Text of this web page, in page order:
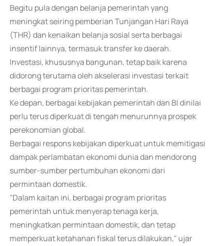
Begitu pula dengan belanja pemerintah yang
meningkat seiring pemberian Tunjangan Hari Raya
(THR) dan kenaikan belanja sosial serta berbagai
insentif lainnya, termasuk transfer ke daerah.
Investasi, khususnya bangunan, tetap baik karena
didorong terutama oleh akselerasi investasi terkait
berbagai program prioritas pemerintah.
Ke depan, berbagai kebijakan pemerintah dan BI dinilai
perlu terus diperkuat di tengah menurunnya prospek
perekonomian global.
Berbagai respons kebijakan diperkuat untuk memitigasi
dampak perlambatan ekonomi dunia dan mendorong
sumber-sumber pertumbuhan ekonomi dari
permintaan domestik.
"Dalam kaitan ini, berbagai program prioritas
pemerintah untuk menyerap tenaga kerja,
meningkatkan permintaan domestik, dan tetap
memperkuat ketahanan fiskal terus dilakukan," ujar